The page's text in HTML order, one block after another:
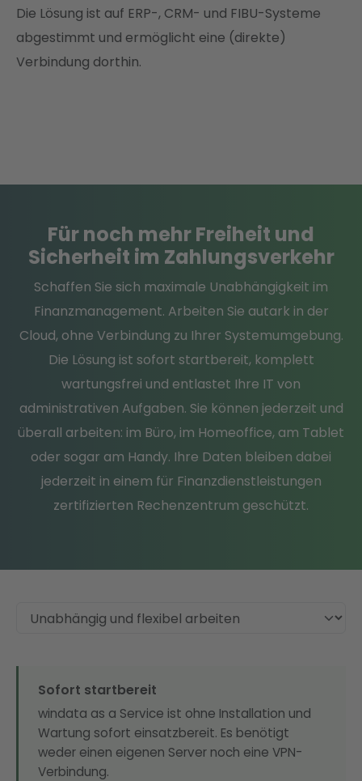
Die Lösung ist auf ERP-, CRM- und FIBU-Systeme
abgestimmt und ermöglicht eine (direkte)
Verbindung dorthin.
Für noch mehr Freiheit und
Sicherheit im Zahlungsverkehr
Schaffen Sie sich maximale Unabhängigkeit im
Finanzmanagement. Arbeiten Sie autark in der
Cloud, ohne Verbindung zu Ihrer Systemumgebung.
Die Lösung ist sofort startbereit, komplett
wartungsfrei und entlastet Ihre IT von
administrativen Aufgaben. Sie können jederzeit und
überall arbeiten: im Büro, im Homeoffice, am Tablet
oder sogar am Handy. Ihre Daten bleiben dabei
jederzeit in einem für Finanzdienstleistungen
zertifizierten Rechenzentrum geschützt.
Sofort startbereit
windata as a Service ist ohne Installation und
Wartung sofort einsatzbereit. Es benötigt
weder einen eigenen Server noch eine VPN-
Verbindung.